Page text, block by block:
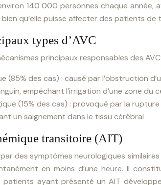
140 000 personnes chaque année,
qu’elle puisse affecter des patients de
types d’AVC
principaux responsables des AVC
(85% des cas) : causé par l’obstruction
empêchant l’irrigation d’une zone du
(15% des cas) : provoqué par la rupture
un saignement dans le tissu cérébral
transitoire (AIT)
des symptômes neurologiques similaires
en moins d’une heure. Il
patients ayant présenté un AIT